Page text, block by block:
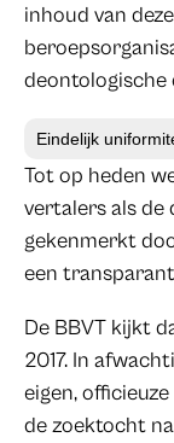
inhoud van
deontologische
Eindelijk
Tot op heden
vertalers als de
gekenmerkt
een
De BBVT kijkt
2017. In
eigen,
de zoektocht